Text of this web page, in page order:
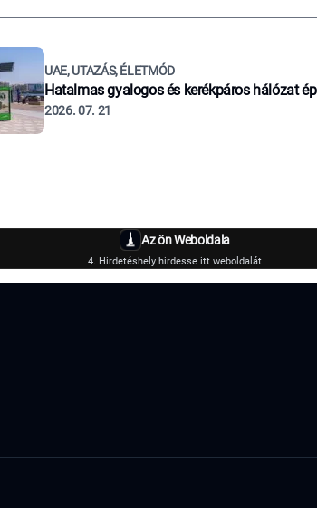
UAE, UTAZÁS, ÉLETMÓD
Hatalmas gyalogos és kerékpáros hálózat
2026. 07. 21
Az ön Weboldala
4. Hirdetéshely hirdesse itt weboldalát